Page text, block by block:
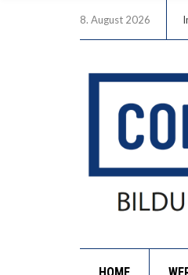
8. August 2026
HOME